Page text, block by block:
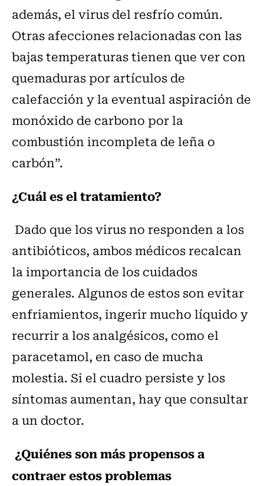
además, el virus del resfrío común.
Otras afecciones relacionadas con las
bajas temperaturas tienen que ver con
quemaduras por artículos de
calefacción y la eventual aspiración de
monóxido de carbono por la
combustión incompleta de leña o
carbón”.
¿Cuál es el tratamiento?
Dado que los virus no responden a los
antibióticos, ambos médicos recalcan
la importancia de los cuidados
generales. Algunos de estos son evitar
enfriamientos, ingerir mucho líquido y
recurrir a los analgésicos, como el
paracetamol, en caso de mucha
molestia. Si el cuadro persiste y los
síntomas aumentan, hay que consultar
a un doctor.
¿Quiénes son más propensos a
contraer estos problemas